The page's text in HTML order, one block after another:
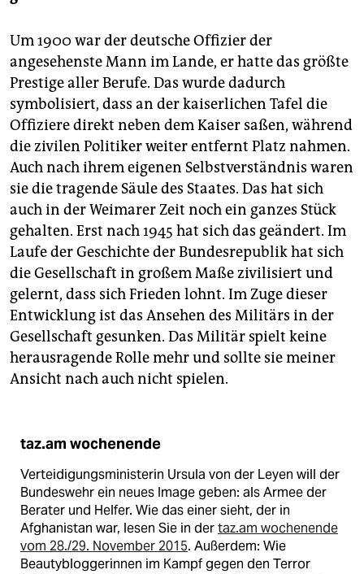
Um 1900 war der deutsche Offizier der
angesehenste Mann im Lande, er hatte das größte
Prestige aller Berufe. Das wurde dadurch
symbolisiert, dass an der kaiserlichen Tafel die
Offiziere direkt neben dem Kaiser saßen, während
die zivilen Politiker weiter entfernt Platz nahmen.
Auch nach ihrem eigenen Selbstverständnis waren
sie die tragende Säule des Staates. Das hat sich
auch in der Weimarer Zeit noch ein ganzes Stück
gehalten. Erst nach 1945 hat sich das geändert. Im
Laufe der Geschichte der Bundesrepublik hat sich
die Gesellschaft in großem Maße zivilisiert und
gelernt, dass sich Frieden lohnt. Im Zuge dieser
Entwicklung ist das Ansehen des Militärs in der
Gesellschaft gesunken. Das Militär spielt keine
herausragende Rolle mehr und sollte sie meiner
Ansicht nach auch nicht spielen.
taz.am wochenende
Verteidigungsministerin Ursula von der Leyen will der
Bundeswehr ein neues Image geben: als Armee der
Berater und Helfer. Wie das einer sieht, der in
Afghanistan war, lesen Sie in dertaz.am wochenende
vom 28./29. November 2015. Außerdem: Wie
Beautybloggerinnen im Kampf gegen den Terror